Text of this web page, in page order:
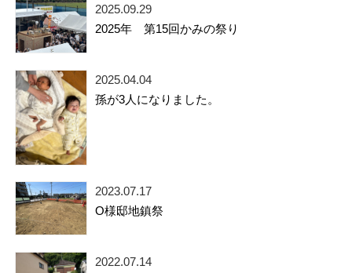
2025.09.29
2025年 第15回かみの祭り
2025.04.04
孫が3人になりました。
2023.07.17
O様邸地鎮祭
2022.07.14